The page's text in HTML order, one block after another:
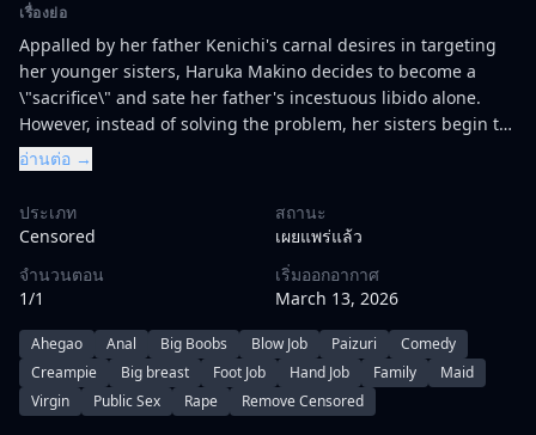
เรื่องย่อ
Appalled by her father Kenichi's carnal desires in targeting
her younger sisters, Haruka Makino decides to become a
\"sacrifice\" and sate her father's incestuous libido alone.
However, instead of solving the problem, her sisters begin to
think that Haruka really plans to seize their father all for
herself.
อ่านต่อ →
ประเภท
Censored
สถานะ
เผยแพร่แล้ว
จำนวนตอน
1/1
เริ่มออกอากาศ
March 13, 2026
Ahegao Anal Big Boobs Blow Job Paizuri
Comedy
Creampie
Big breast Foot Job Hand Job Family
Maid
Virgin
Public Sex Rape Remove Censored